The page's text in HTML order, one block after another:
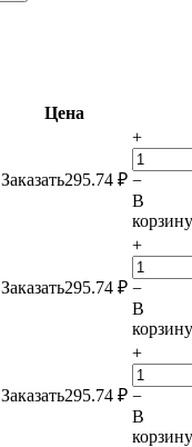
Цена
Заказать295.74 ₽
+
−
В
корзину
Заказать295.74 ₽
+
−
В
корзину
Заказать295.74 ₽
+
−
В
корзину